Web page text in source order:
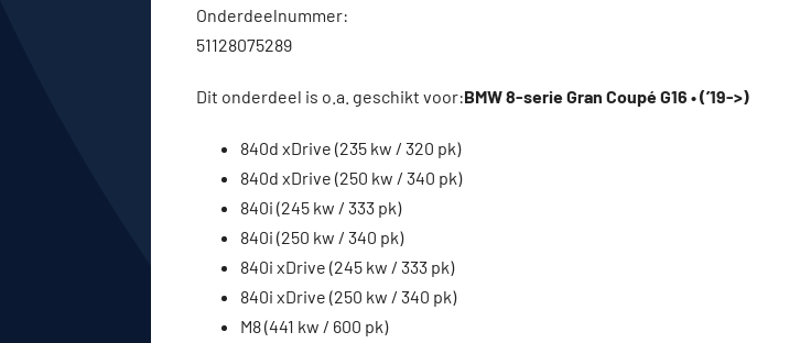
Onderdeelnummer:
51128075289
Dit onderdeel is o.a. geschikt voor:BMW 8-serie Gran Coupé G16 • (’19->)
840d xDrive (235 kw / 320 pk)
840d xDrive (250 kw / 340 pk)
840i (245 kw / 333 pk)
840i (250 kw / 340 pk)
840i xDrive (245 kw / 333 pk)
840i xDrive (250 kw / 340 pk)
M8 (441 kw / 600 pk)